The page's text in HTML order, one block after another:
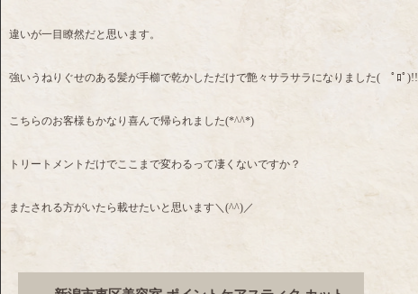
違いが一目瞭然だと思います。
強いうねりぐせのある髪が手櫛で乾かしただけで艶々サラサラになりました( ﾟﾛﾟ)!!
こちらのお客様もかなり喜んで帰られました(*^^*)
トリートメントだけでここまで変わるって凄くないですか？
またされる方がいたら載せたいと思います＼(^^)／